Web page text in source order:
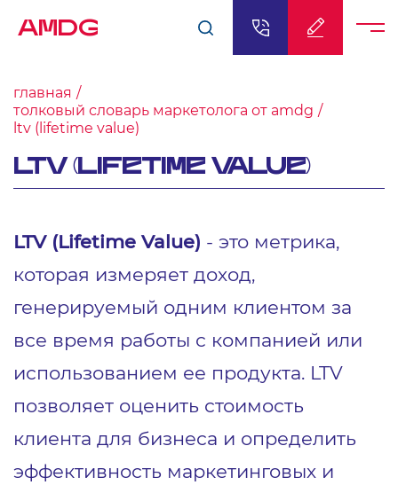
AMDG
главная
толковый словарь маркетолога от amdg
ltv (lifetime value)
LTV (LIFETIME VALUE)
LTV (Lifetime Value) - это метрика,
которая измеряет доход,
генерируемый одним клиентом за
все время работы с компанией или
использованием ее продукта. LTV
позволяет оценить стоимость
клиента для бизнеса и определить
эффективность маркетинговых и